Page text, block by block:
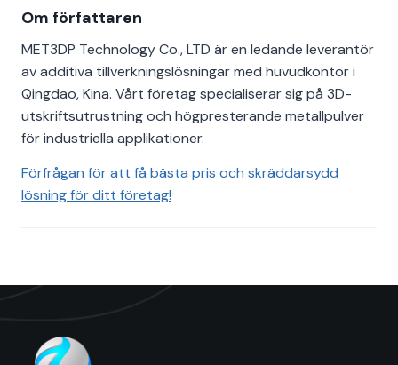
Om författaren
MET3DP Technology Co., LTD är en ledande leverantör
av additiva tillverkningslösningar med huvudkontor i
Qingdao, Kina. Vårt företag specialiserar sig på 3D-
utskriftsutrustning och högpresterande metallpulver
för industriella applikationer.
Förfrågan för att få bästa pris och skräddarsydd
lösning för ditt företag!